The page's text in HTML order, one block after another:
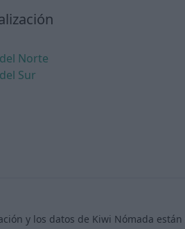
Norte
Sur
y los datos de Kiwi Nómada